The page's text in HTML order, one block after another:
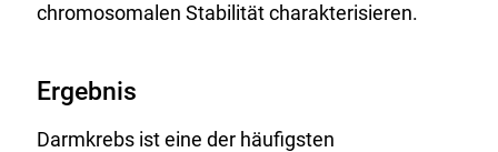
chromosomalen Stabilität charakterisieren.
Ergebnis
Darmkrebs ist eine der häufigsten